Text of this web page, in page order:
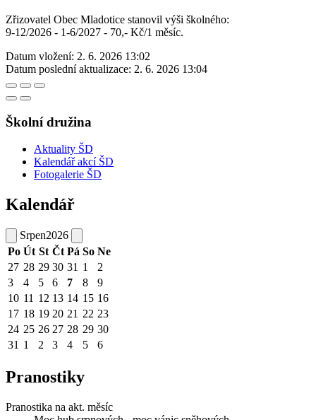
Zřizovatel Obec Mladotice stanovil výši školného:
9-12/2026 - 1-6/2027 - 70,- Kč/1 měsíc.
Datum vložení: 2. 6. 2026 13:02
Datum poslední aktualizace: 2. 6. 2026 13:04
Školní družina
Aktuality ŠD
Kalendář akcí ŠD
Fotogalerie ŠD
Kalendář
Srpen2026
Po Út St Čt Pá So Ne
27 28 29 30 31 1
2
3
4 5 6 7 8
9
10 11 12 13 14 15 16
17 18 19 20 21 22 23
24 25 26 27 28 29 30
31 1 2 3 4 5 6
Pranostiky
Pranostika na akt. měsíc